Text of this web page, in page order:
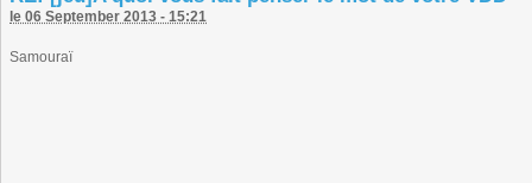
le 06 September 2013 - 15:21
Samouraï